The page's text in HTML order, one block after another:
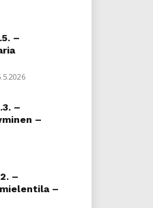
–
–
–
–
–